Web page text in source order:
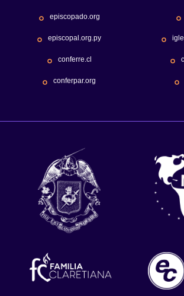
episcopado.org
episcopal.org.py
conferre.cl
conferpar.org